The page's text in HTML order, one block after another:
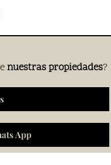
nuestras propiedades?
App